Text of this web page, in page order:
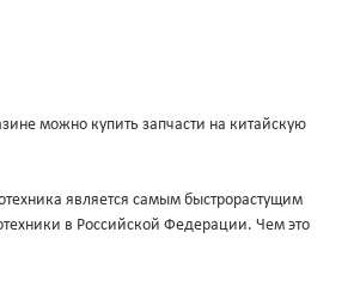
можно купить запчасти на китайскую
является самым быстрорастущим
в Российской Федерации. Чем это